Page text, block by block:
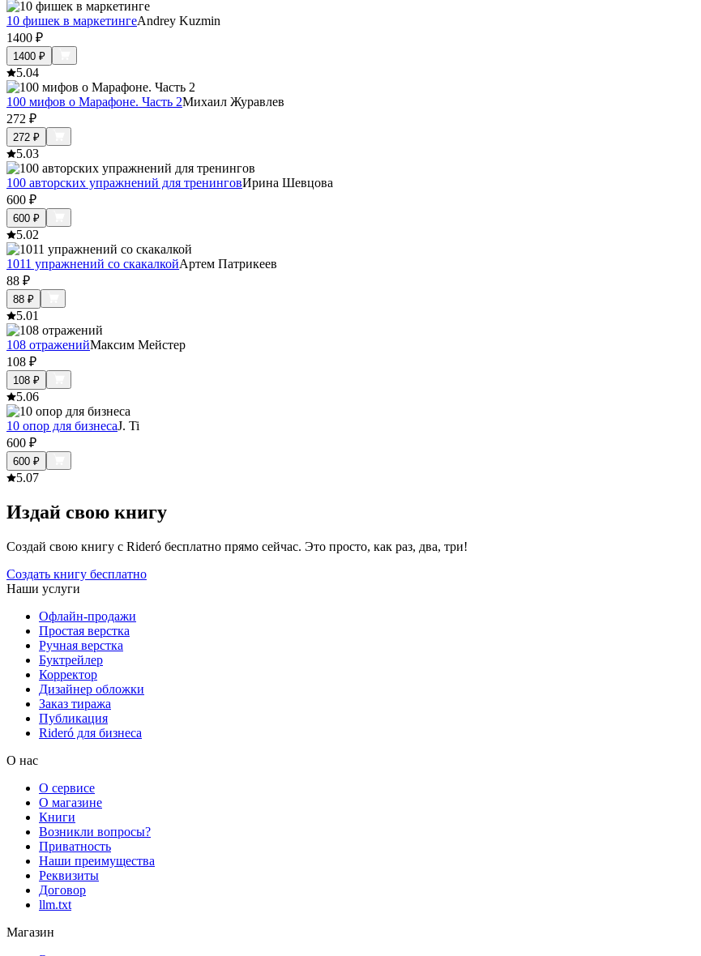
10 фишек в маркетингеAndrey Kuzmin
1400 ₽
1400 ₽
5.04
100 мифов о Марафоне. Часть 2Михаил Журавлев
272 ₽
272 ₽
5.03
100 авторских упражнений для тренинговИрина Шевцова
600 ₽
600 ₽
5.02
1011 упражнений со скакалкойАртем Патрикеев
88 ₽
88 ₽
5.01
108 отраженийМаксим Мейстер
108 ₽
108 ₽
5.06
10 опор для бизнесаJ. Ti
600 ₽
600 ₽
5.07
Издай свою книгу
Создай свою книгу с Rideró бесплатно прямо сейчас. Это просто, как раз, два, три!
Создать книгу бесплатно
Наши услуги
Офлайн-продажи
Простая верстка
Ручная верстка
Буктрейлер
Корректор
Дизайнер обложки
Заказ тиража
Публикация
Rideró для бизнеса
О нас
О сервисе
О магазине
Книги
Возникли вопросы?
Приватность
Наши преимущества
Реквизиты
Договор
llm.txt
Магазин